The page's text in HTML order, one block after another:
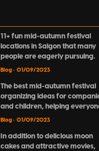
11+ fun mid-autumn festival
locations in Saigon that many
people are eagerly pursuing.
Blog• 01/09/2023
The best mid-autumn festival
organizing ideas for
and children, helping
to have a complete and
Blog• 01/09/2023
In addition to delicious moon
cakes and attractive movies,